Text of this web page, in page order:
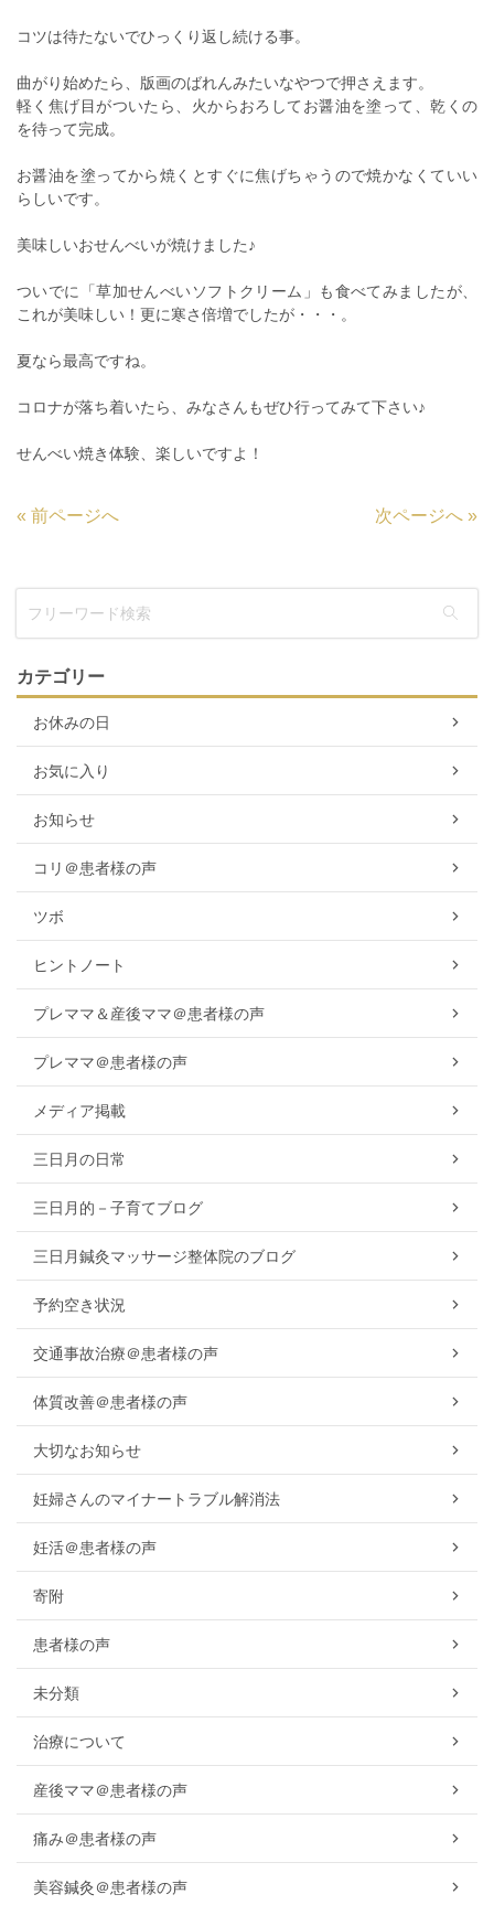
コツは待たないでひっくり返し続ける事。
曲がり始めたら、版画のばれんみたいなやつで押さえます。
軽く焦げ目がついたら、火からおろしてお醤油を塗って、乾くの
を待って完成。
お醤油を塗ってから焼くとすぐに焦げちゃうので焼かなくていい
らしいです。
美味しいおせんべいが焼けました♪
ついでに「草加せんべいソフトクリーム」も食べてみましたが、
これが美味しい！更に寒さ倍増でしたが・・・。
夏なら最高ですね。
コロナが落ち着いたら、みなさんもぜひ行ってみて下さい♪
せんべい焼き体験、楽しいですよ！
« 前ページへ 次ページへ »
カテゴリー
お休みの日
お気に入り
お知らせ
コリ＠患者様の声
ツボ
ヒントノート
プレママ＆産後ママ＠患者様の声
プレママ＠患者様の声
メディア掲載
三日月の日常
三日月的－子育てブログ
三日月鍼灸マッサージ整体院のブログ
予約空き状況
交通事故治療＠患者様の声
体質改善＠患者様の声
大切なお知らせ
妊婦さんのマイナートラブル解消法
妊活＠患者様の声
寄附
患者様の声
未分類
治療について
産後ママ＠患者様の声
痛み＠患者様の声
美容鍼灸＠患者様の声